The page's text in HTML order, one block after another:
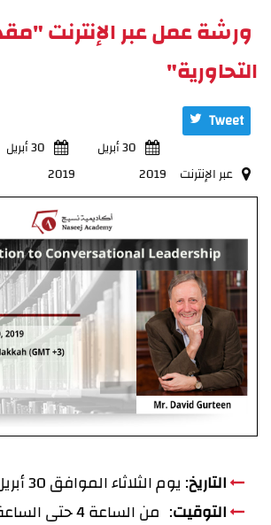
ورشة عمل عبر الإنترنت
التحاورية"
Tweet
عبر الإنترنت
30 أبريل
2019
30 أبريل
2019
​​التاريخ: يوم الثلاثاء الموافق 30 أبريل 2019
التوقيت